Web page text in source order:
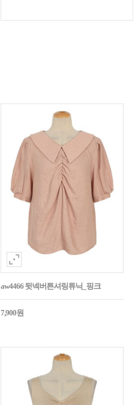
aw4466 뒷넥버튼셔링튜닉_핑크
7,900원